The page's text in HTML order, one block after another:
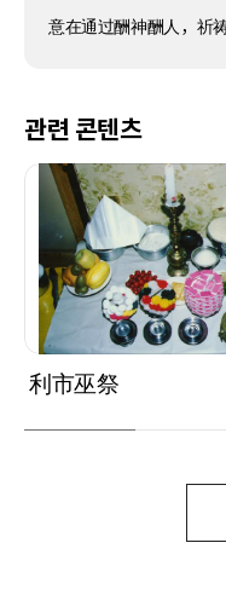
意在通过酬神酬人，祈
관련 콘텐츠
利市巫祭